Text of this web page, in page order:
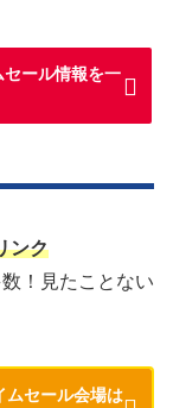
ール情報を一
ンク
！見たことない
ムセール会場は